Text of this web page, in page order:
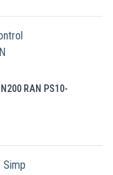
RAN PS10-